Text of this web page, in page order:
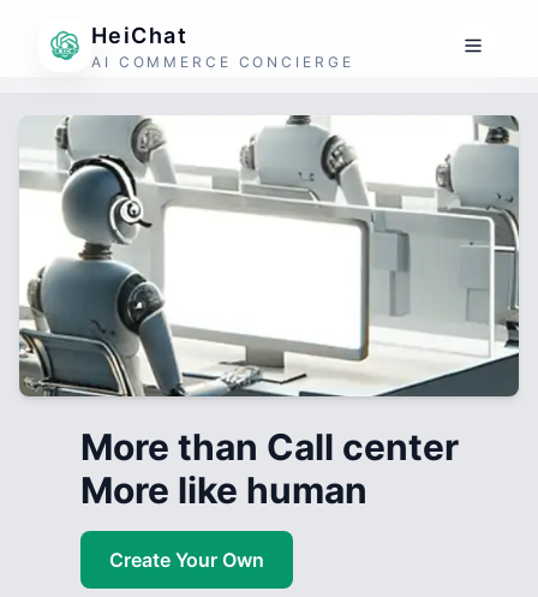
HeiChat
AI COMMERCE CONCIERGE
More than Call center
More like human
Create Your Own